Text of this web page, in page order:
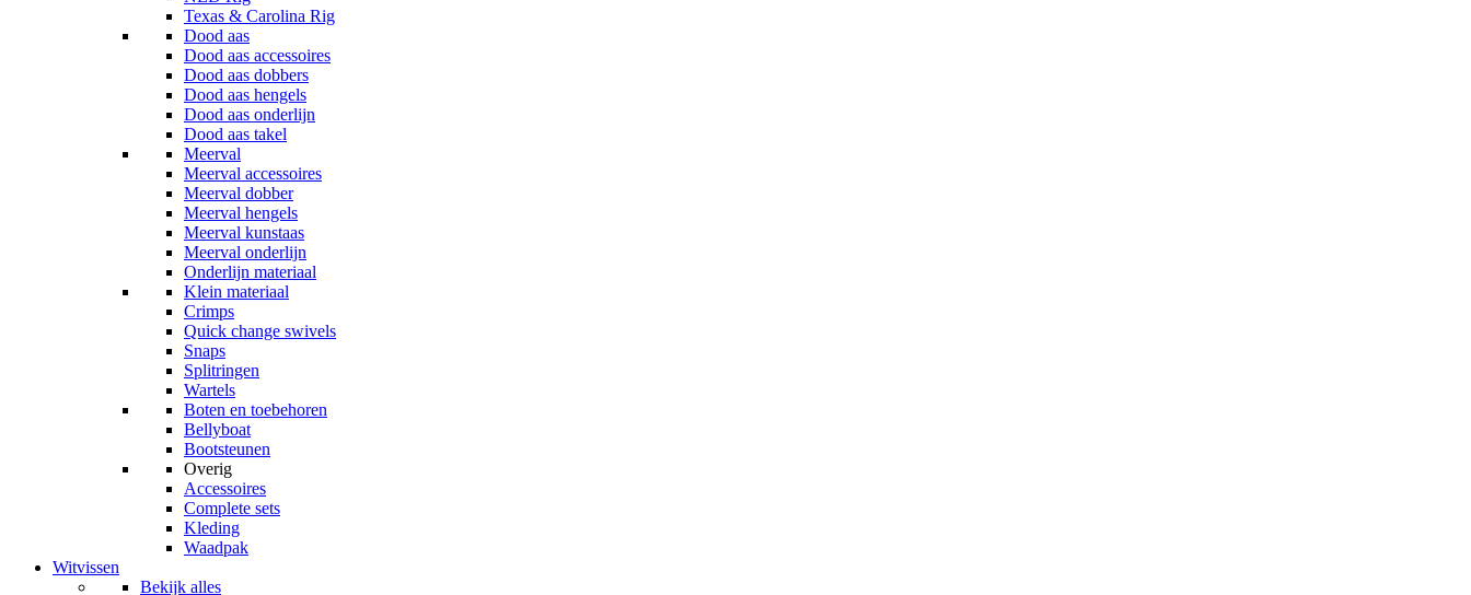
Texas & Carolina Rig
Dood aas
Dood aas accessoires
Dood aas dobbers
Dood aas hengels
Dood aas onderlijn
Dood aas takel
Meerval
Meerval accessoires
Meerval dobber
Meerval hengels
Meerval kunstaas
Meerval onderlijn
Onderlijn materiaal
Klein materiaal
Crimps
Quick change swivels
Snaps
Splitringen
Wartels
Boten en toebehoren
Bellyboat
Bootsteunen
Overig
Accessoires
Complete sets
Kleding
Waadpak
Witvissen
Bekijk alles